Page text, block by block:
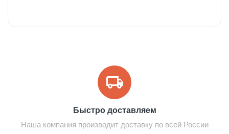
Быстро доставляем
Наша компания производит доставку по всей России